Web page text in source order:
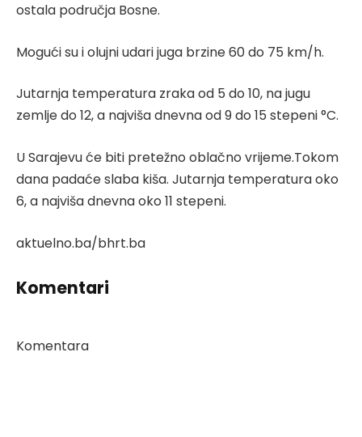
ostala područja Bosne.
Mogući su i olujni udari juga brzine 60 do 75 km/h.
Jutarnja temperatura zraka od 5 do 10, na jugu
zemlje do 12, a najviša dnevna od 9 do 15 stepeni °C.
U Sarajevu će biti pretežno oblačno vrijeme.Tokom
dana padaće slaba kiša. Jutarnja temperatura oko
6, a najviša dnevna oko 11 stepeni.
aktuelno.ba/bhrt.ba
Komentari
Komentara